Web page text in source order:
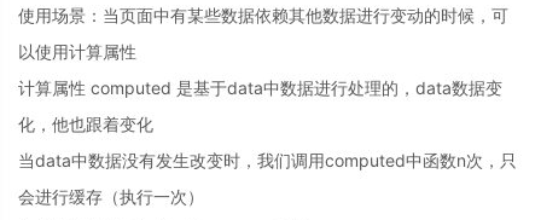
使用场景：当页面中有某些数据依赖其他数据进行变动的时候，可
以使用计算属性
计算属性 computed 是基于data中数据进行处理的，data数据变
化，他也跟着变化
当data中数据没有发生改变时，我们调用computed中函数n次，只
会进行缓存（执行一次）